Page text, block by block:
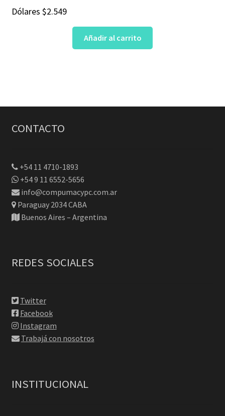
Dólares $2.549
Añadir al carrito
CONTACTO
+54 11 4710-1893
+54 9 11 6552-5656
info@compumacypc.com.ar
Paraguay 2034 CABA
Buenos Aires – Argentina
REDES SOCIALES
Twitter
Facebook
Instagram
Trabajá con nosotros
INSTITUCIONAL